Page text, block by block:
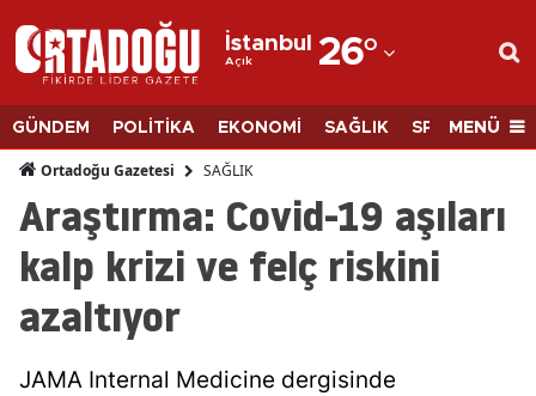
İstanbul
Açık 26°
Adana
Adıyaman
Afyonkarahisar
Ağrı
Amasya
Antalya
GÜNDEM POLİTİKA EKONOMİ SAĞLIK SPORMENÜ
Ortadoğu Gazetesi SAĞLIK
Araştırma: Covid-19 aşıları
kalp krizi ve felç riskini
azaltıyor
JAMA Internal Medicine dergisinde